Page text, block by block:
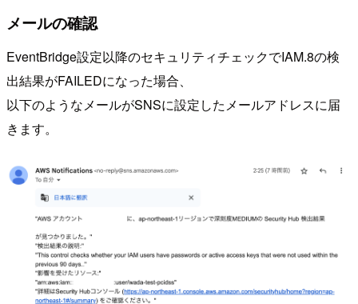
メールの確認
EventBridge設定以降のセキュリティチェックでIAM.8の検
出結果がFAILEDになった場合、
以下のようなメールがSNSに設定したメールアドレスに届
きます。